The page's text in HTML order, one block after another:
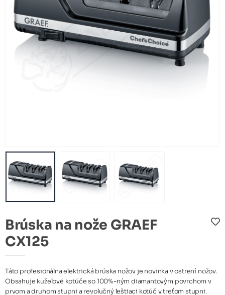
Brúska na nože GRAEF
CX125
Táto profesionálna elektrická brúska nožov je novinka v ostrení nožov.
Obsahuje kužeľové kotúče so 100%-ným diamantovým povrchom v
prvom a druhom stupni a revolučný leštiaci kotúč v treťom stupni.